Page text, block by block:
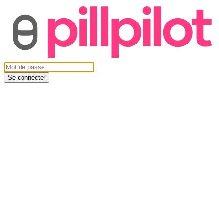
Se connecter